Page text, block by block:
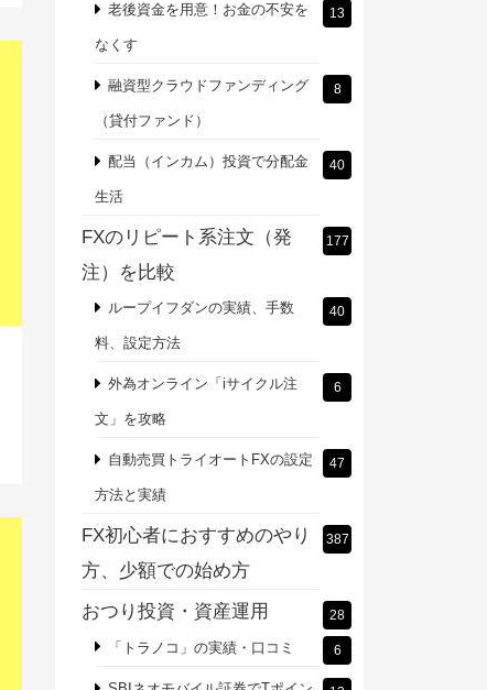
老後資金を用意！お金の不安を
なくす
13
融資型クラウドファンディング
（貸付ファンド）
8
配当（インカム）投資で分配金
生活
40
FXのリピート系注文（発
注）を比較
177
ループイフダンの実績、手数
料、設定方法
40
外為オンライン「iサイクル注
文」を攻略
6
自動売買トライオートFXの設定
方法と実績
47
FX初心者におすすめのやり
方、少額での始め方
387
おつり投資・資産運用 28
「トラノコ」の実績・口コミ 6